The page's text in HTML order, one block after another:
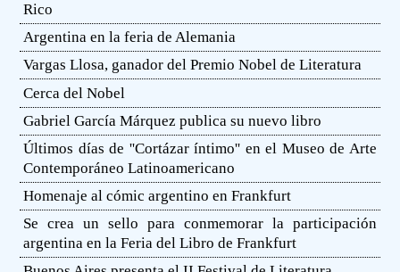
Rico
Argentina en la feria de Alemania
Vargas Llosa, ganador del Premio Nobel de Literatura
Cerca del Nobel
Gabriel García Márquez publica su nuevo libro
Últimos días de ''Cortázar íntimo'' en el Museo de Arte
Contemporáneo Latinoamericano
Homenaje al cómic argentino en Frankfurt
Se crea un sello para conmemorar la participación
argentina en la Feria del Libro de Frankfurt